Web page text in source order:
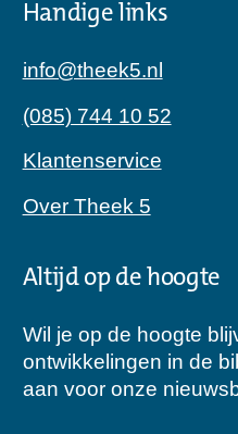
Handige links
info@theek5.nl
(085) 744 10 52
Klantenservice
Over Theek 5
Altijd op de hoogte
Wil je op de hoogte
ontwikkelingen in de
aan voor onze